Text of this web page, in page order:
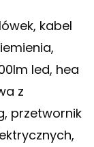
kabel
led, hea
z
przetwornik